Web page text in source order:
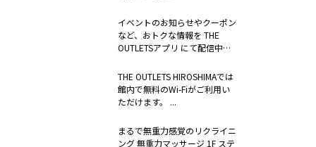
イベントのお知らせやクーポン
など、おトクな情報を THE
OUTLETSアプリ にて配信中。
THE OUTLETS HIROSHIMAでは
館内で無料のWi-Fiがご利用い
ただけます。 ...
まるで無重力感覚のリクライニ
ング 無重力マッサージ 1F ステ